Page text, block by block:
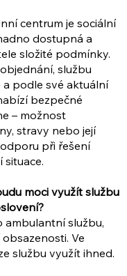
centrum je sociální
dostupná a
složité podmínky.
službu
podle své aktuální
bezpečné
– možnost
stravy nebo její
při řešení
situace.
moci využít službu
ambulantní službu,
Ve
službu využít ihned.